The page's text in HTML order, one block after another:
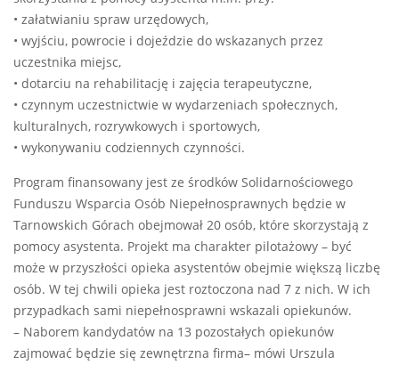
• załatwianiu spraw urzędowych,
• wyjściu, powrocie i dojeździe do wskazanych przez
uczestnika miejsc,
• dotarciu na rehabilitację i zajęcia terapeutyczne,
• czynnym uczestnictwie w wydarzeniach społecznych,
kulturalnych, rozrywkowych i sportowych,
• wykonywaniu codziennych czynności.
Program finansowany jest ze środków Solidarnościowego
Funduszu Wsparcia Osób Niepełnosprawnych będzie w
Tarnowskich Górach obejmował 20 osób, które skorzystają z
pomocy asystenta. Projekt ma charakter pilotażowy – być
może w przyszłości opieka asystentów obejmie większą liczbę
osób. W tej chwili opieka jest roztoczona nad 7 z nich. W ich
przypadkach sami niepełnosprawni wskazali opiekunów.
– Naborem kandydatów na 13 pozostałych opiekunów
zajmować będzie się zewnętrzna firma– mówi Urszula